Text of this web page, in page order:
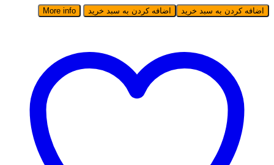
اضافه کردن به سبد خرید اضافه کردن به سبد خرید More info